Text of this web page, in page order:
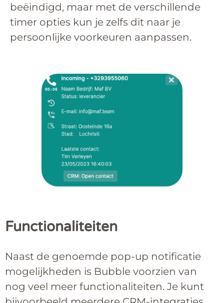
beëindigd, maar met de verschillende
timer opties kun je zelfs dit naar je
persoonlijke voorkeuren aanpassen.
Functionaliteiten
Naast de genoemde pop-up notificatie
mogelijkheden is Bubble voorzien van
nog veel meer functionaliteiten. Je kunt